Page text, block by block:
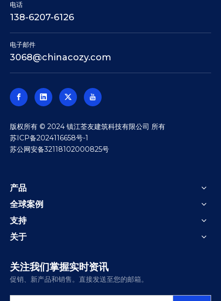
电话
138-6207-6126
电子邮件
3068@chinacozy.com
​版权所有 © 2024 镇江荃友建筑科技有限公司 所有
苏ICP备2024116658号-1
苏公网安备32118102000825号
产品
全球案例
支持
关于
关注我们掌握实时资讯
促销、新产品和销售。直接发送至您的邮箱。